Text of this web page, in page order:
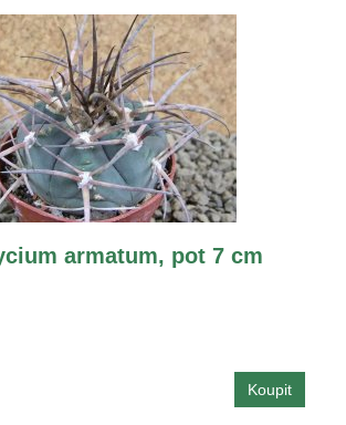
armatum, pot 7 cm